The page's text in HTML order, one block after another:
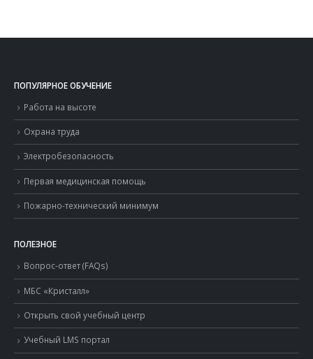
ПОПУЛЯРНОЕ ОБУЧЕНИЕ
Работа на высоте
Охрана труда
Электробезопасность
Первая медицинская помощь
Пожарно-технический минимум
ПОЛЕЗНОЕ
Вопрос-ответ (FAQs)
МБС «Кристалл»
Открыть свой учебный центр
Учебный LMS портал